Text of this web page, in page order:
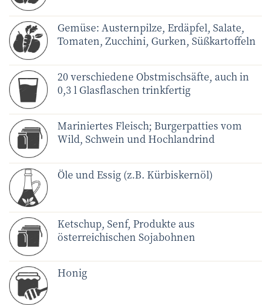
Gemüse: Austernpilze, Erdäpfel, Salate,
Tomaten, Zucchini, Gurken, Süßkartoffeln
20 verschiedene Obstmischsäfte, auch in
0,3 l Glasflaschen trinkfertig
Mariniertes Fleisch; Burgerpatties vom
Wild, Schwein und Hochlandrind
Öle und Essig (z.B. Kürbiskernöl)
Ketschup, Senf, Produkte aus
österreichischen Sojabohnen
Honig